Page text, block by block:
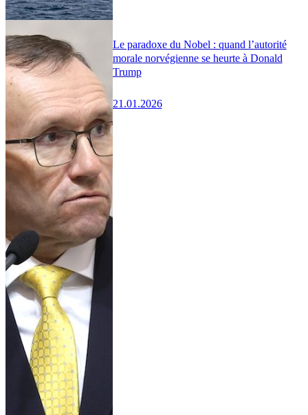
Le paradoxe du Nobel : quand l’autorité
morale norvégienne se heurte à Donald
Trump
21.01.2026